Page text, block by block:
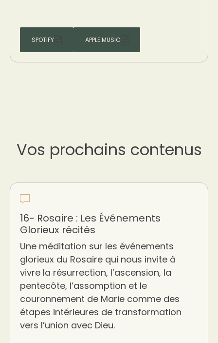
SPOTIFY APPLE MUSIC
Vos prochains contenus
16- Rosaire : Les Événements
Glorieux récités
Une méditation sur les événements
glorieux du Rosaire qui nous invite à
vivre la résurrection, l’ascension, la
pentecôte, l’assomption et le
couronnement de Marie comme des
étapes intérieures de transformation
vers l’union avec Dieu.